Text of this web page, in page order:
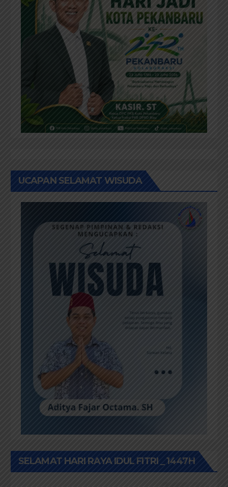
UCAPAN SELAMAT WISUDA
SELAMAT HARI RAYA IDUL FITRI _ 1447H